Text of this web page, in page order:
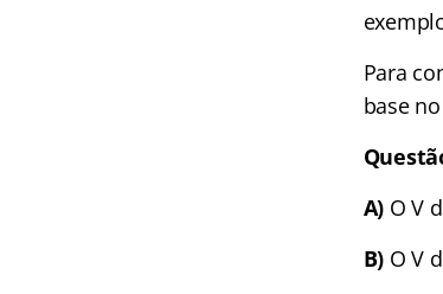
Para
base
A) O V
B) O V